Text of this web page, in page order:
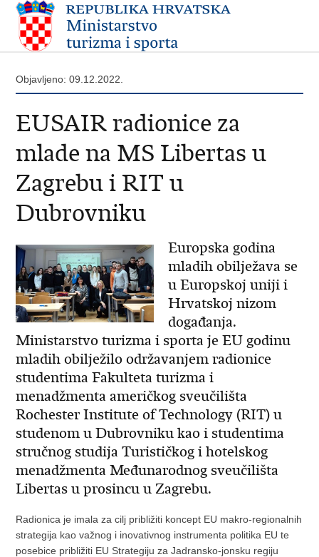
Objavljeno: 09.12.2022.
EUSAIR radionice za
mlade na MS Libertas u
Zagrebu i RIT u
Dubrovniku
Europska godina
mladih obilježava se
u Europskoj uniji i
Hrvatskoj nizom
događanja.
Ministarstvo turizma i sporta je EU godinu
mladih obilježilo održavanjem radionice
studentima Fakulteta turizma i
menadžmenta američkog sveučilišta
Rochester Institute of Technology (RIT) u
studenom u Dubrovniku kao i studentima
stručnog studija Turističkog i hotelskog
menadžmenta Međunarodnog sveučilišta
Libertas u prosincu u Zagrebu.
Radionica je imala za cilj približiti koncept EU makro-regionalnih
strategija kao važnog i inovativnog instrumenta politika EU te
posebice približiti EU Strategiju za Jadransko-jonsku regiju